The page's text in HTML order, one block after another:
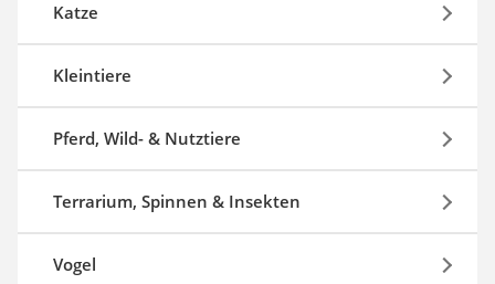
Katze
Kleintiere
Pferd, Wild- & Nutztiere
Terrarium, Spinnen & Insekten
Vogel